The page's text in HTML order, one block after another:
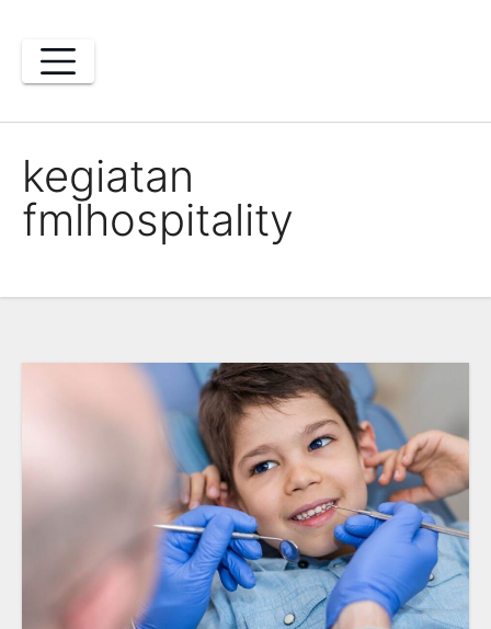
content
kegiatan
fmlhospitality